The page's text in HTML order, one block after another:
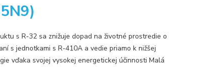
s R-32 sa znižuje dopad na životné prostredie o
s jednotkami s R-410A a vedie priamo k nižšej
vďaka svojej vysokej energetickej účinnosti Malá